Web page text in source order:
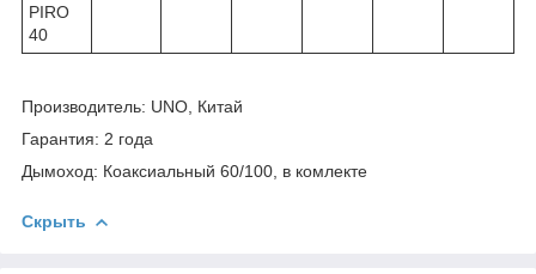
PIRO
40
Производитель: UNO, Китай
Гарантия: 2 года
Дымоход: Коаксиальный 60/100, в комлекте
Скрыть